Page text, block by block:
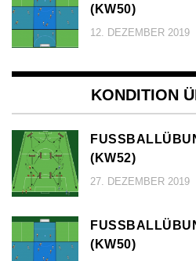
KW50)
12. DEZEMBER 2019
KONDITION
KW52)
27. DEZEMBER 2019
KW50)